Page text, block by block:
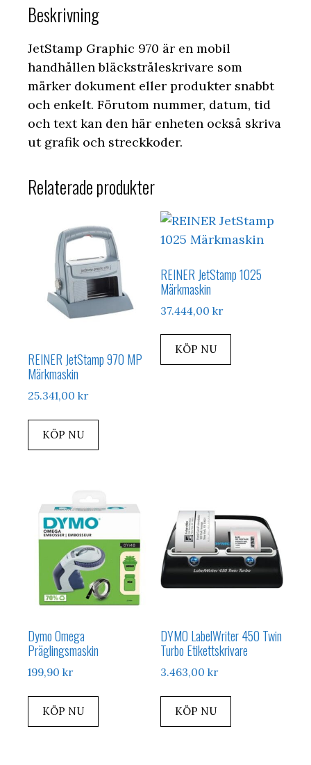
Beskrivning
JetStamp Graphic 970 är en mobil
handhållen bläckstråleskrivare som
märker dokument eller produkter snabbt
och enkelt. Förutom nummer, datum, tid
och text kan den här enheten också skriva
ut grafik och streckkoder.
Relaterade produkter
REINER JetStamp 970 MP
Märkmaskin
25.341,00 kr
KÖP NU
REINER JetStamp 1025
Märkmaskin
37.444,00kr
KÖP NU
Dymo Omega
Präglingsmaskin
199,90 kr
KÖP NU
DYMO LabelWriter 450 Twin
Turbo Etikettskrivare
3.463,00kr
KÖP NU